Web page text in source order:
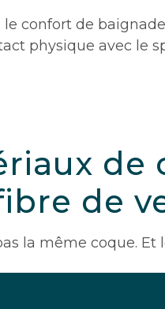
confort de
physique avec le
de
de
la même coque.